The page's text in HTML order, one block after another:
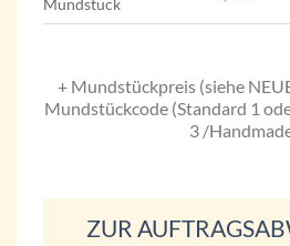
Mundstück
+ Mundstückpreis (siehe
Mundstückcode (Standard 1
3 /
ZUR